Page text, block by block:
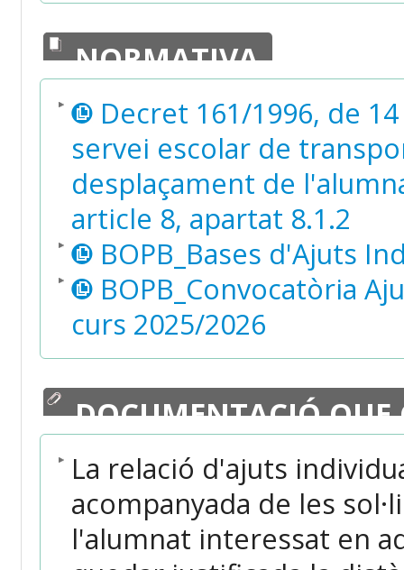
NORMATIVA
Decret 161/1996, de
servei escolar de
desplaçament de
article 8, apartat 8.1.2
BOPB_Bases d'Ajuts
BOPB_Convocatòria
curs 2025/2026
DOCUMENTACIÓ QUE
La relació d'ajuts
acompanyada de les
l'alumnat interessat en